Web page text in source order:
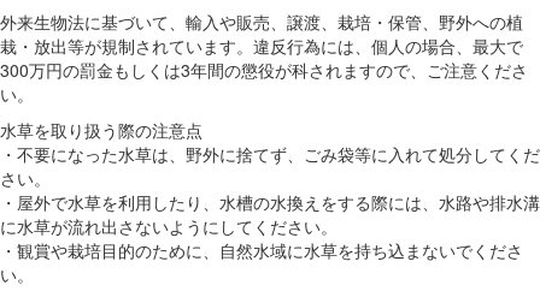
外来生物法に基づいて、輸入や販売、譲渡、栽培・保管、野外への植
栽・放出等が規制されています。違反行為には、個人の場合、最大で
300万円の罰金もしくは3年間の懲役が科されますので、ご注意くださ
い。
水草を取り扱う際の注意点
・不要になった水草は、野外に捨てず、ごみ袋等に入れて処分してくだ
さい。
・屋外で水草を利用したり、水槽の水換えをする際には、水路や排水溝
に水草が流れ出さないようにしてください。
・観賞や栽培目的のために、自然水域に水草を持ち込まないでくださ
い。